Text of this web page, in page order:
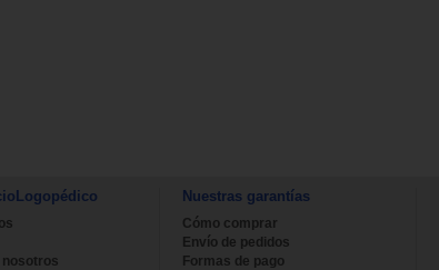
nosotros
Nuestras garantías
Cómo comprar
Envío de pedidos
Formas de pago